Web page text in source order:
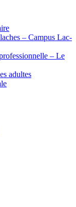
– Campus Lac-
– Le
adultes